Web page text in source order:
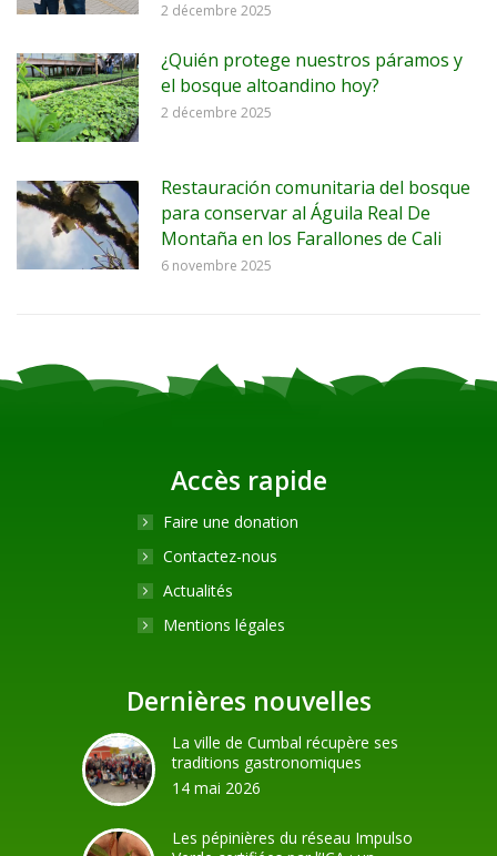
2 décembre 2025
¿Quién protege nuestros páramos y
el bosque altoandino hoy?
2 décembre 2025
Restauración comunitaria del bosque
para conservar al Águila Real De
Montaña en los Farallones de Cali
6 novembre 2025
Accès rapide
Faire une donation
Contactez-nous
Actualités
Mentions légales
Dernières nouvelles
La ville de Cumbal récupère ses
traditions gastronomiques
14 mai 2026
Les pépinières du réseau Impulso